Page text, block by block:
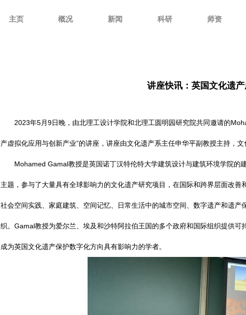
主页 概况 新闻 科研 师资
讲座快讯：英国文化遗
2023年5月9日晚，由北理工设计学院和北理工圆明园研究院共同邀请的
产虚拟化应用与创新产业”的讲座，讲座由文化遗产系主任申华平副教授主持，文
Mohamed Gamal教授是英国诺丁汉特伦特大学建筑设计与建筑环境学院的
主题，参与了大量具有全球影响力的文化遗产研究项目，在国际和跨界层面改
社会空间实践、家庭建筑、空间记忆、日常生活中的城市空间、数字遗产和遗
织。Gamal教授为爱尔兰、埃及和沙特阿拉伯王国的多个政府和国际组织提供可
成为英国文化遗产保护数字化方向具有影响力的学者。